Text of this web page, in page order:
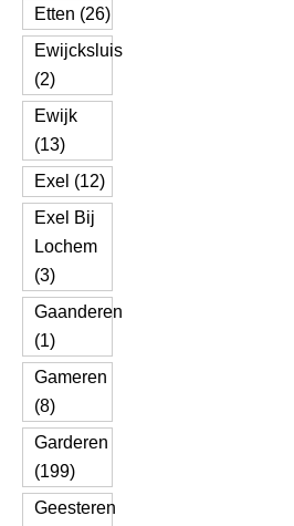
Etten (26)
Ewijcksluis
(2)
Ewijk
(13)
Exel (12)
Exel Bij
Lochem
(3)
Gaanderen
(1)
Gameren
(8)
Garderen
(199)
Geesteren